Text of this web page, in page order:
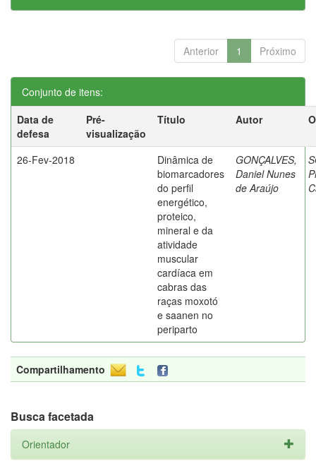
Anterior 1 Próximo
Conjunto de itens:
Data de
defesa
Pré-
visualização
Título Autor
26-Fev-2018
Dinâmica de
biomarcadores
do perfil
energético,
proteico,
mineral e da
atividade
muscular
cardíaca em
cabras das
raças moxotó
e saanen no
periparto
GONÇALVES,
Daniel Nunes
de Araújo
Compartilhamento
Busca facetada
Orientador